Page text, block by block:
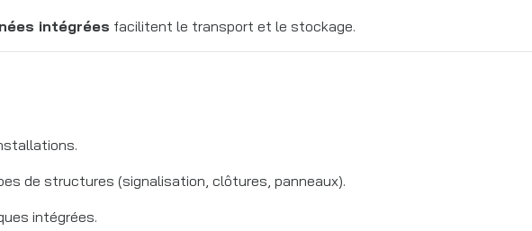
intégrées facilitent le transport et le stockage.
de structures (signalisation, clôtures, panneaux).
intégrées.